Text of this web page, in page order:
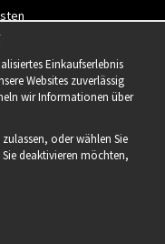
Einkaufserlebnis
Websites zuverlässig
wir Informationen über
oder wählen Sie
deaktivieren möchten,